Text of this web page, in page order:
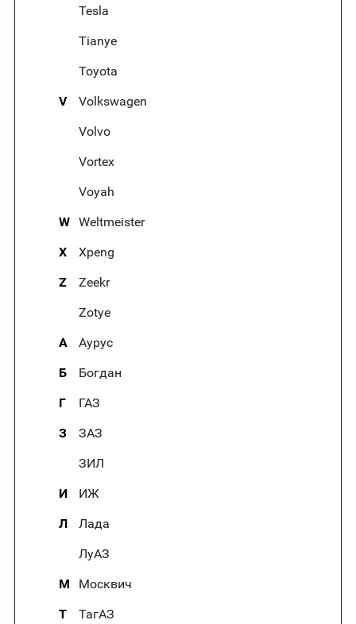
Tesla
Tianye
Toyota
V
Volkswagen
Volvo
Vortex
Voyah
W Weltmeister
X
Xpeng
Z
Zeekr
Zotye
А
Аурус
Б
Богдан
Г
ГАЗ
З
ЗАЗ
ЗИЛ
И
ИЖ
Л
Лада
ЛуАЗ
М
Москвич
Т
ТагАЗ